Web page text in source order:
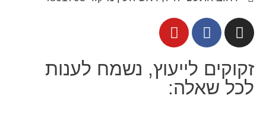
זקוקים לייעוץ, נשמח לענות
לכל שאלה: